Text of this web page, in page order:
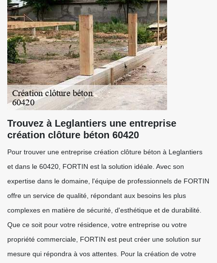
Trouvez à Leglantiers une entreprise
création clôture béton 60420
Pour trouver une entreprise création clôture béton à Leglantiers
et dans le 60420, FORTIN est la solution idéale. Avec son
expertise dans le domaine, l'équipe de professionnels de FORTIN
offre un service de qualité, répondant aux besoins les plus
complexes en matière de sécurité, d'esthétique et de durabilité.
Que ce soit pour votre résidence, votre entreprise ou votre
propriété commerciale, FORTIN est peut créer une solution sur
mesure qui répondra à vos attentes. Pour la création de votre